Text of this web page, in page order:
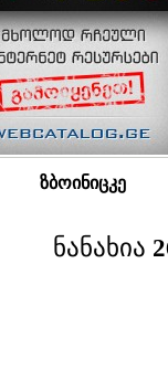
ზბოინიცკე
ნანახია